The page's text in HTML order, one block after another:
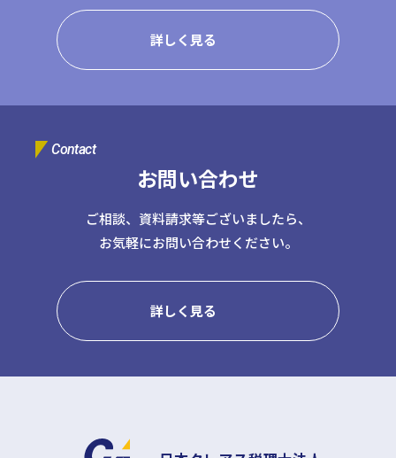
詳しく見る
Contact
お問い合わせ
ご相談、資料請求等ございましたら、
お気軽にお問い合わせください。
詳しく見る